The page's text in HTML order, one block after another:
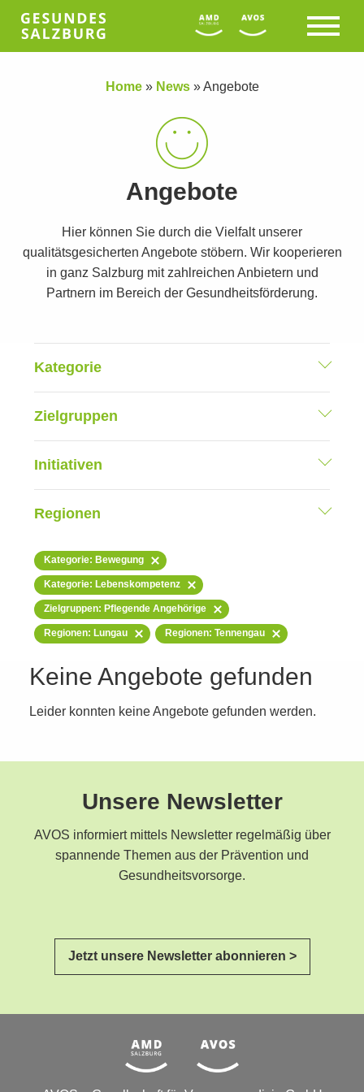
Home» News»Angebote
Angebote
Hier können Sie durch die Vielfalt unserer
qualitätsgesicherten Angebote stöbern. Wir kooperieren
in ganz Salzburg mit zahlreichen Anbietern und
Partnern im Bereich der Gesundheitsförderung.
Kategorie
Zielgruppen
Initiativen
Regionen
Kategorie: Bewegung
Kategorie: Lebenskompetenz
Zielgruppen: Pflegende Angehörige
Regionen: Lungau Regionen: Tennengau
Keine Angebote gefunden
Leider konnten keine Angebote gefunden werden.
Unsere Newsletter
AVOS informiert mittels Newsletter regelmäßig über
spannende Themen aus der Prävention und
Gesundheitsvorsorge.
Jetzt unsere Newsletter abonnieren >